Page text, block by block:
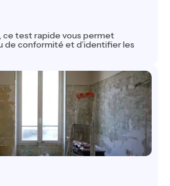
ce test rapide vous permet
de conformité et d’identifier les